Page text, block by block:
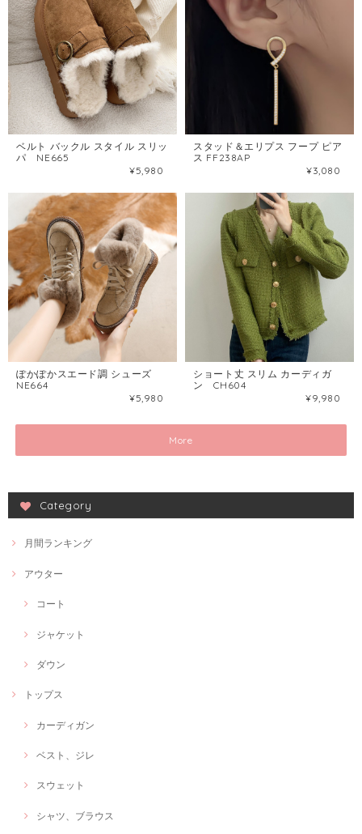
ベルト バックル スタイル スリッ
パ NE665
¥5,980
スタッド＆エリプス フープ ピア
ス FF238AP
¥3,080
ぽかぽかスエード調 シューズ
NE664
¥5,980
ショート丈 スリム カーディガ
ン CH604
¥9,980
More
Category
月間ランキング
アウター
コート
ジャケット
ダウン
トップス
カーディガン
ベスト、ジレ
スウェット
シャツ、ブラウス